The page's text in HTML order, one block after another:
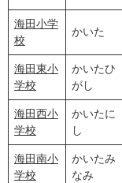
海田小学
校
かいた
海田東小
学校
かいたひ
がし
海田西小
学校
かいたに
し
海田南小
学校
かいたみ
なみ